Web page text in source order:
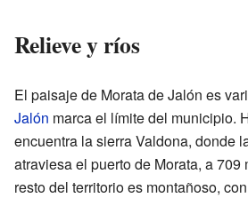
Relieve y ríos
El paisaje de Morata de Jalón es
Jalón marca el límite del municipio.
encuentra la sierra Valdona, donde
atraviesa el puerto de Morata, a 709
resto del territorio es montañoso,